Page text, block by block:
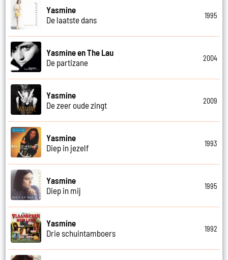
Yasmine
De laatste dans
1995
Yasmine en The Lau
De partizane
2004
Yasmine
De zeer oude zingt
2009
Yasmine
Diep in jezelf
1993
Yasmine
Diep in mij
1995
Yasmine
Drie schuintamboers
1992